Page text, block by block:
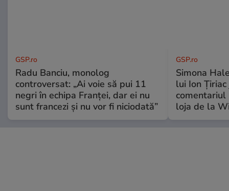
GSP.ro
Radu Banciu, monolog
controversat: „Ai voie să pui 11
negri în echipa Franței, dar ei nu
sunt francezi și nu vor fi niciodată”
GSP.ro
Simona
lui Ion
loja de la